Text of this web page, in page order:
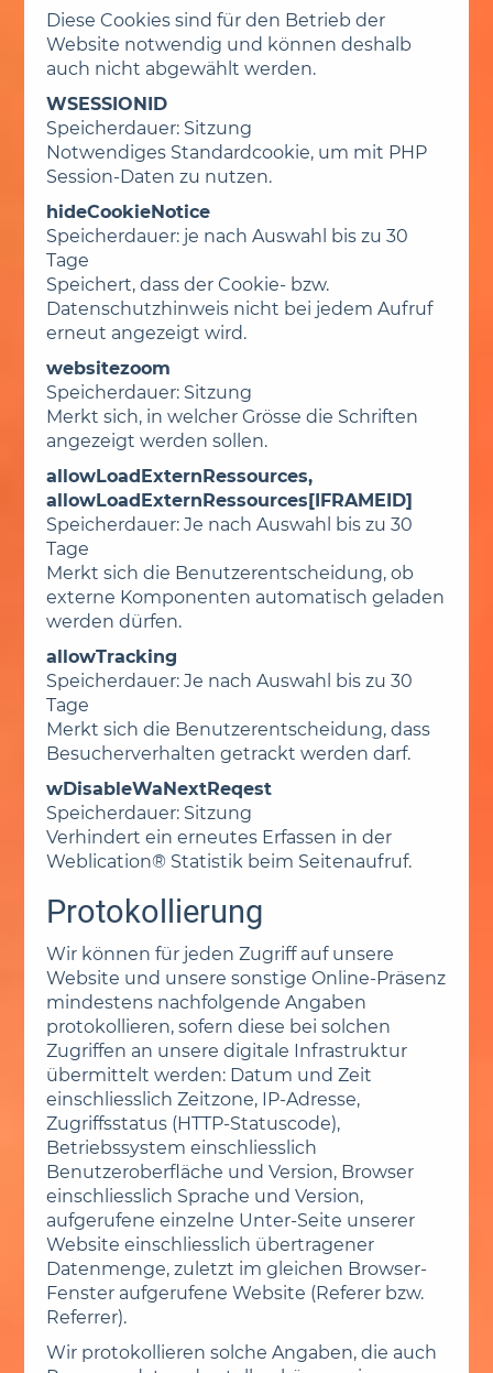
Diese Cookies sind für den Betrieb der
Website notwendig und können deshalb
auch nicht abgewählt werden.
WSESSIONID
Speicherdauer: Sitzung
Notwendiges Standardcookie, um mit PHP
Session-Daten zu nutzen.
hideCookieNotice
Speicherdauer: je nach Auswahl bis zu 30
Tage
Speichert, dass der Cookie- bzw.
Datenschutzhinweis nicht bei jedem Aufruf
erneut angezeigt wird.
websitezoom
Speicherdauer: Sitzung
Merkt sich, in welcher Grösse die Schriften
angezeigt werden sollen.
allowLoadExternRessources,
allowLoadExternRessources[IFRAMEID]
Speicherdauer: Je nach Auswahl bis zu 30
Tage
Merkt sich die Benutzerentscheidung, ob
externe Komponenten automatisch geladen
werden dürfen.
allowTracking
Speicherdauer: Je nach Auswahl bis zu 30
Tage
Merkt sich die Benutzerentscheidung, dass
Besucherverhalten getrackt werden darf.
wDisableWaNextReqest
Speicherdauer: Sitzung
Verhindert ein erneutes Erfassen in der
Weblication® Statistik beim Seitenaufruf.
Protokollierung
Wir können für jeden Zugriff auf unsere
Website und unsere sonstige Online-Präsenz
mindestens nachfolgende Angaben
protokollieren, sofern diese bei solchen
Zugriffen an unsere digitale Infrastruktur
übermittelt werden: Datum und Zeit
einschliesslich Zeitzone, IP-Adresse,
Zugriffsstatus (HTTP-Statuscode),
Betriebssystem einschliesslich
Benutzeroberfläche und Version, Browser
einschliesslich Sprache und Version,
aufgerufene einzelne Unter-Seite unserer
Website einschliesslich übertragener
Datenmenge, zuletzt im gleichen Browser-
Fenster aufgerufene Website (Referer bzw.
Referrer).
Wir protokollieren solche Angaben, die auch